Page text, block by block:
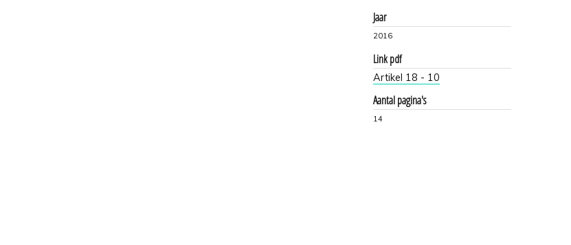
Jaar
2016
Link pdf
Artikel 18 - 10
Aantal pagina's
14